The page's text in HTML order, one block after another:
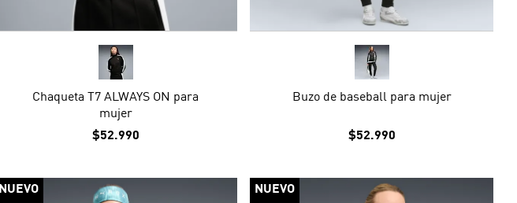
Chaqueta T7 ALWAYS ON para
mujer
$52.990
Buzo de baseball para mujer
$52.990
NUEVO NUEVO